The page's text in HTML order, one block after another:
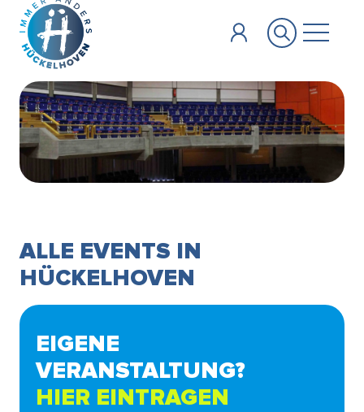
Zum Hauptinhalt springen
ALLE EVENTS IN
HÜCKELHOVEN
EIGENE
VERANSTALTUNG?
HIER EINTRAGEN